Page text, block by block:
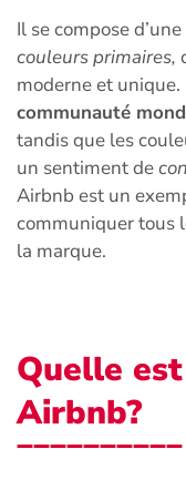
Il se compose d’une
couleurs primaires,
moderne et
communauté
tandis que les
un sentiment de
Airbnb est un
communiquer tous
la marque.
Quelle
Airbnb?